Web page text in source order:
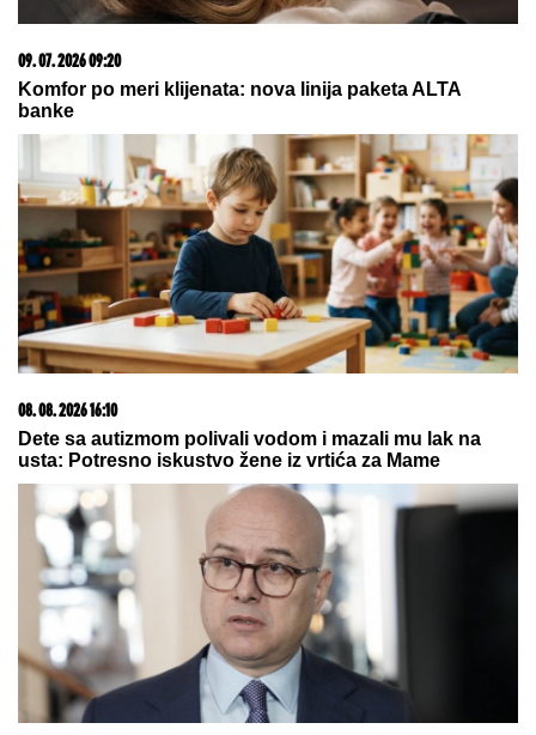
KRVAVI EVRI Dok su Milica i Marko
mučili pekara (73) tokom intimnog
odnosa, Martina (30) je u "puntu"
radila JEDNU stvar! (FOTO, VIDEO)